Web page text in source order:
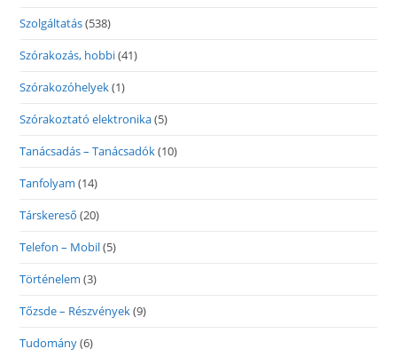
Szolgáltatás(538)
Szórakozás, hobbi(41)
Szórakozóhelyek(1)
Szórakoztató elektronika(5)
Tanácsadás – Tanácsadók(10)
Tanfolyam (14)
Társkereső (20)
Telefon – Mobil(5)
Történelem (3)
Tőzsde – Részvények(9)
Tudomány(6)